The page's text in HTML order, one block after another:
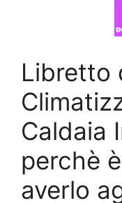
Libretto
Caldaia
perchè
averlo